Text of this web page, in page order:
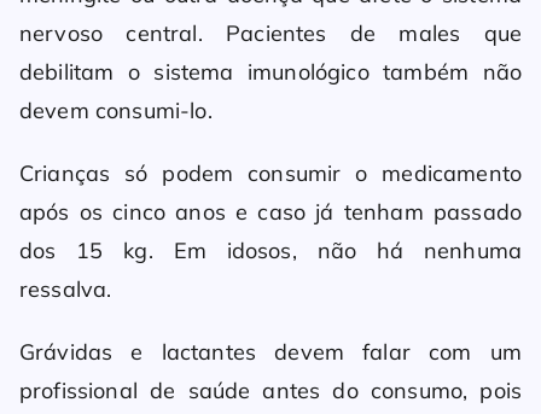
nervoso central. Pacientes de males que
debilitam o sistema imunológico também não
devem consumi-lo.
Crianças só podem consumir o medicamento
após os cinco anos e caso já tenham passado
dos 15 kg. Em idosos, não há nenhuma
ressalva.
Grávidas e lactantes devem falar com um
profissional de saúde antes do consumo, pois